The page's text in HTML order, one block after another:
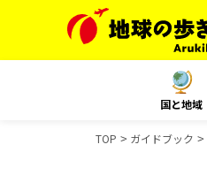
国と地域
TOP ガイドブック